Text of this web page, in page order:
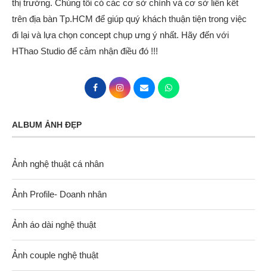
thị trường. Chúng tôi có các cơ sở chính và cơ sở liên kết
trên địa bàn Tp.HCM để giúp quý khách thuận tiện trong việc
đi lại và lựa chọn concept chụp ưng ý nhất. Hãy đến với
HThao Studio để cảm nhận điều đó !!!
ALBUM ẢNH ĐẸP
Ảnh nghệ thuật cá nhân
Ảnh Profile- Doanh nhân
Ảnh áo dài nghệ thuật
Ảnh couple nghệ thuật